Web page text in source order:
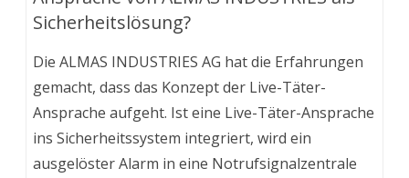
Sicherheitslösung?
Die ALMAS INDUSTRIES AG hat die Erfahrungen
gemacht, dass das Konzept der Live-Täter-
Ansprache aufgeht. Ist eine Live-Täter-Ansprache
ins Sicherheitssystem integriert, wird ein
ausgelöster Alarm in eine Notrufsignalzentrale